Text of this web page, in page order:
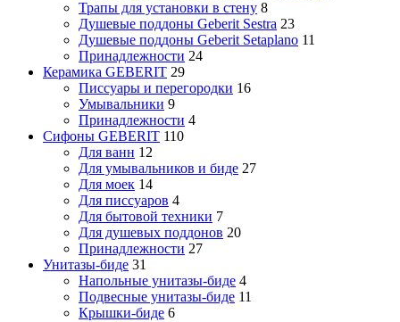
Трапы для установки в стену 8
Душевые поддоны Geberit Sestra 23
Душевые поддоны Geberit Setaplano 11
Принадлежности 24
Керамика GEBERIT 29
Писсуары и перегородки 16
Умывальники 9
Принадлежности 4
Сифоны GEBERIT 110
Для ванн 12
Для умывальников и биде 27
Для моек 14
Для писсуаров 4
Для бытовой техники 7
Для душевых поддонов 20
Принадлежности 27
Унитазы-биде 31
Напольные унитазы-биде 4
Подвесные унитазы-биде 11
Крышки-биде 6